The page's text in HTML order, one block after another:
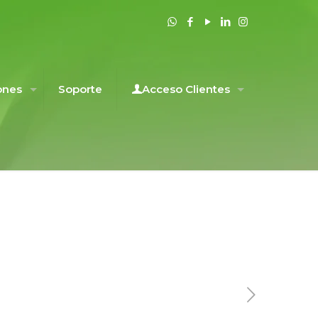
Soporte Acceso Clientes